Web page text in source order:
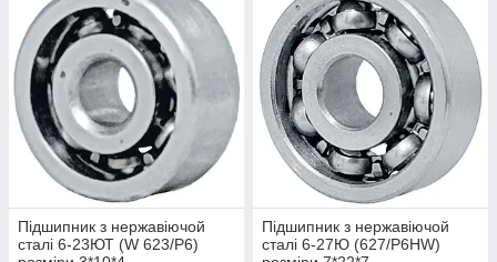
Підшипник з нержавіючой
сталі 6-23ЮТ (W 623/P6)
Підшипник з нержавіючой
сталі 6-27Ю (627/P6HW)